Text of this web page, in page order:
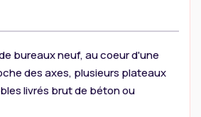
bureaux neuf, au coeur d'une
des axes, plusieurs plateaux
livrés brut de béton ou